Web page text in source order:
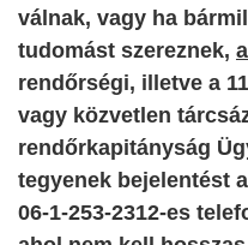
válnak, vagy ha
tudomást szereznek,
rendőrségi, illetve a
vagy közvetlen
rendőrkapitányság
tegyenek bejelentést
06-1-253-2312-es